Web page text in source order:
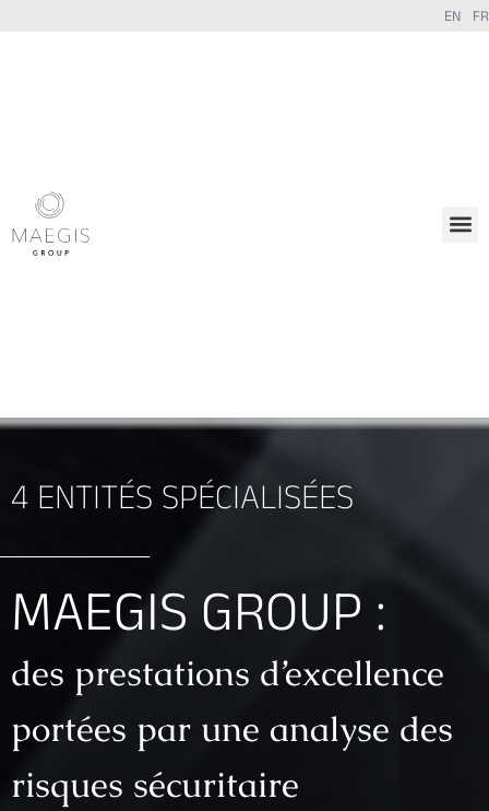
EN FR
4 ENTITÉS SPÉCIALISÉES
MAEGIS GROUP :
des prestations d’excellence
portées par une analyse des
risques sécuritaire